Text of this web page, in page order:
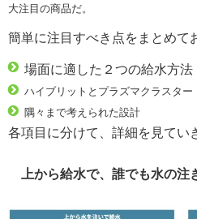
大注目の商品だ。
簡単に注目すべき点をまとめて
場面に適した２つの給水方法
ハイブリットとプラズマクラスター
隅々まで考えられた設計
各項目に分けて、詳細を見てい
上から給水で、誰でも水の注